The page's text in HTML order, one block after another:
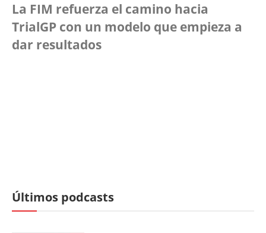
La FIM refuerza el camino hacia
TrialGP con un modelo que empieza a
dar resultados
Últimos podcasts